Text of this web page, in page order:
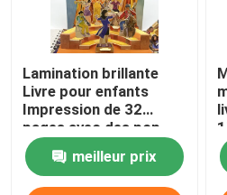
Lamination brillante
Livre pour enfants
Impression de 32
pages avec des pop-
ups en taille 8.5x11
meilleur prix